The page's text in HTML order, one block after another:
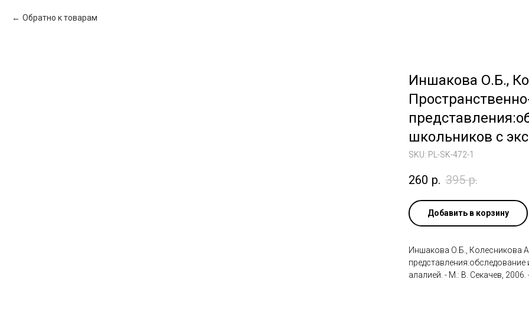
Обратно к товарам
Иншакова О.Б.,
школьников с
SKU: PL-SK-472-1
260 р. 395 р.
Добавить в корзину
Иншакова О.Б., Колесникова
алалией. - М.: В. Секачев, 2006.